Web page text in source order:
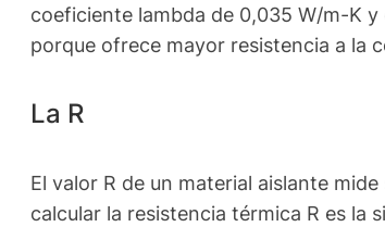
coeficiente lambda de 0,035 W/m-K
porque ofrece mayor resistencia a la
La R
El valor R de un material aislante
calcular la resistencia térmica R es la